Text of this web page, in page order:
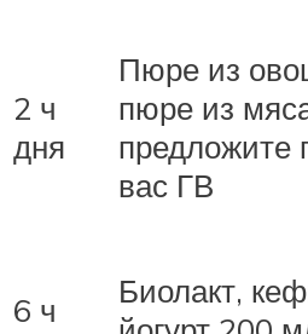
2 ч
дня
Пюре из
пюре из
предложите
вас ГВ
6 ч
Биолакт,